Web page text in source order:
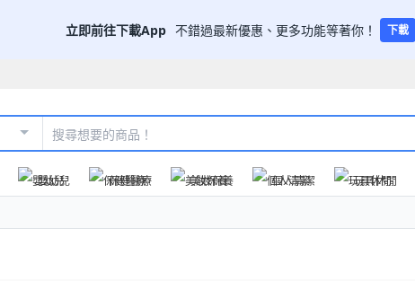
立即前往下載App 不錯過最新優惠、更多功能等著你！ 下載
嬰幼兒 保健醫療 美妝保養 個人清潔 玩具休閒